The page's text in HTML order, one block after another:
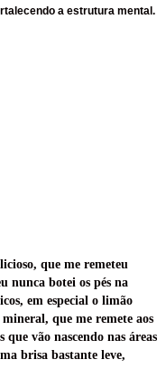
a estrutura mental.
que me remeteu
nunca botei os pés na
, em especial o limão
mineral, que me remete aos
que vão nascendo nas áreas
brisa bastante leve,